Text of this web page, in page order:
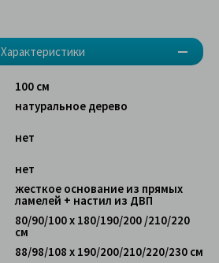
Характеристики
100 см
натуральное дерево
нет
нет
жесткое основание из прямых
ламелей + настил из ДВП
80/90/100 х 180/190/200 /210/220
см
88/98/108 х 190/200/210/220/230 см